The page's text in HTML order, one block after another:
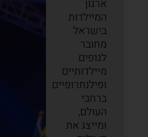
ארגון
המיילדות
בישראל
מחובר
לגופים
מיילדותיים
ופילנתרופיים
ברחבי
העולם,
ומייצג את